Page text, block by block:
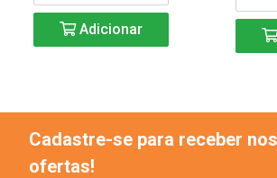
Adicionar
Cadastre-se para receber
ofertas!